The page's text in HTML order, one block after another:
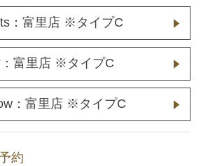
：富里店 ※タイプC
富里店 ※タイプC
：富里店 ※タイプC
約